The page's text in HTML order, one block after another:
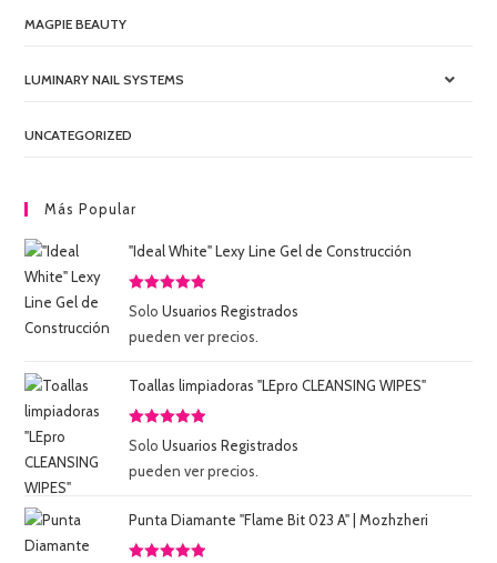
MAGPIE BEAUTY
LUMINARY NAIL SYSTEMS
UNCATEGORIZED
Más Popular
"Ideal White" Lexy Line Gel de Construcción
Valorado
5
SoloUsuarios Registrados
pueden ver precios.
Toallas limpiadoras "LEpro CLEANSING WIPES"
Valorado
5.00
5
SoloUsuarios Registrados
pueden ver precios.
Punta Diamante "Flame Bit 023 A" | Mozhzheri